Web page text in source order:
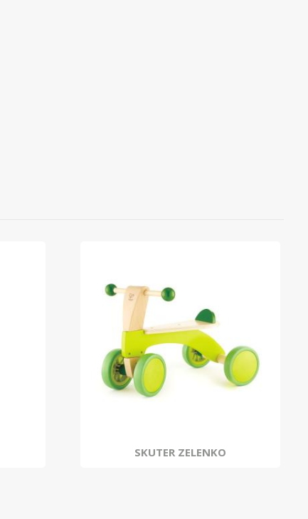
SKUTER ZELENKO